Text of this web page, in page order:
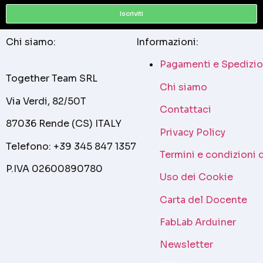
Iscriviti
Chi siamo:
Together Team SRL
Via Verdi, 82/50T
87036 Rende (CS) ITALY
Telefono: +39 345 847 1357
P.IVA 02600890780
Informazioni:
Pagamenti e
Chi siamo
Contattaci
Privacy Policy
Termini e condizioni
Uso dei Cookie
Carta del Docente
FabLab Arduiner
Newsletter